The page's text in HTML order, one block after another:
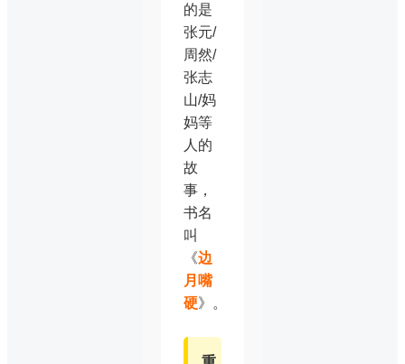
的是
张元/
周然/
张志
山/妈
妈等
人的
故
事，
书名
叫
《边
月嘴
硬》。